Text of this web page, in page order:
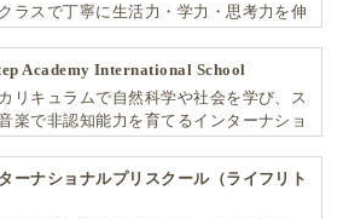
ラスで丁寧に生活力・学力・思考力を伸
Academy International School
リキュラムで自然科学や社会を学び、ス
楽で非認知能力を育てるインターナショ
ーナショナルプリスクール（ライフリト